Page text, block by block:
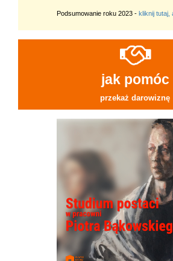
Podsumowanie roku 2023 - kliknij tutaj,
jak pomóc
przekaż darowiznę